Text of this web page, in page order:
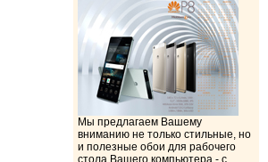
Мы предлагаем Вашему
вниманию не только стильные, но
и полезные обои для рабочего
стола Вашего компьютера - с